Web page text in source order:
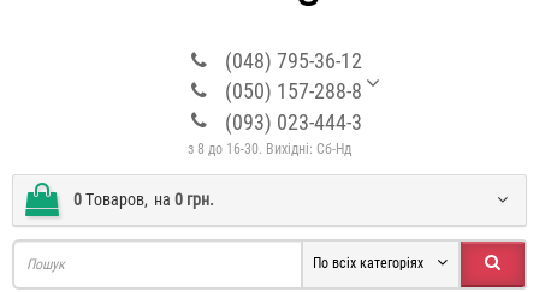
(048) 795-36-12
(050) 157-288-8
(093) 023-444-3
з 8 до 16-30. Вихідні: Сб-Нд
0Tоваров, на 0 грн.
По всіх категоріях